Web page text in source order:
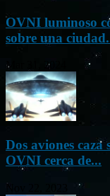
OVNI luminoso
sobre una
Mar 31, 2024
Dos aviones
OVNI cerca de...
Nov 22, 2023